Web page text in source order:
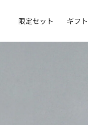
限定セット ギフト